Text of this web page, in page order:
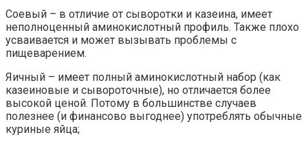
Соевый – в отличие от сыворотки и казеина, имеет
неполноценный аминокислотный профиль. Также плохо
усваивается и может вызывать проблемы с
пищеварением.
Яичный – имеет полный аминокислотный набор (как
казеиновые и сывороточные), но отличается более
высокой ценой. Потому в большинстве случаев
полезнее (и финансово выгоднее) употреблять обычные
куриные яйца;